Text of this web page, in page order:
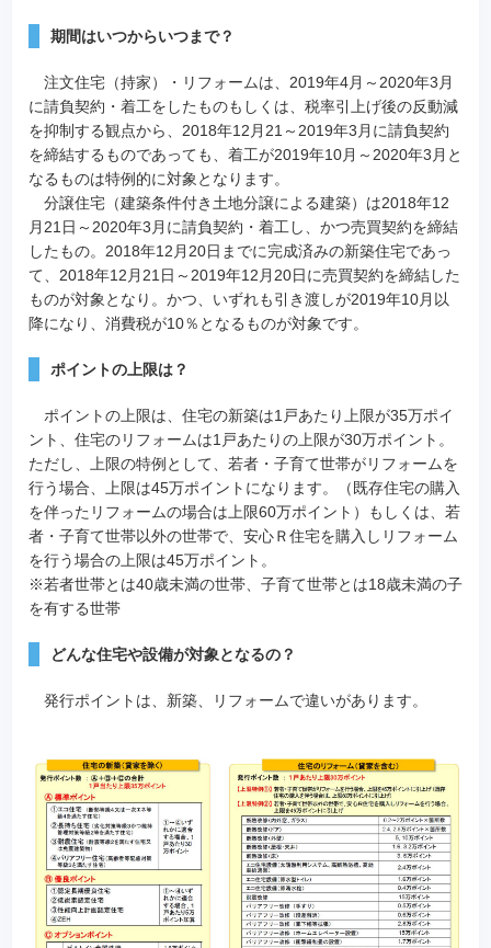
期間はいつからいつまで？
注文住宅（持家）・リフォームは、2019年4月～2020年3月
に請負契約・着工をしたものもしくは、税率引上げ後の反動減
を抑制する観点から、2018年12月21～2019年3月に請負契約
を締結するものであっても、着工が2019年10月～2020年3月と
なるものは特例的に対象となります。
分譲住宅（建築条件付き土地分譲による建築）は2018年12
月21日～2020年3月に請負契約・着工し、かつ売買契約を締結
したもの。2018年12月20日までに完成済みの新築住宅であっ
て、2018年12月21日～2019年12月20日に売買契約を締結した
ものが対象となり。かつ、いずれも引き渡しが2019年10月以
降になり、消費税が10％となるものが対象です。
ポイントの上限は？
ポイントの上限は、住宅の新築は1戸あたり上限が35万ポイ
ント、住宅のリフォームは1戸あたりの上限が30万ポイント。
ただし、上限の特例として、若者・子育て世帯がリフォームを
行う場合、上限は45万ポイントになります。（既存住宅の購入
を伴ったリフォームの場合は上限60万ポイント）もしくは、若
者・子育て世帯以外の世帯で、安心Ｒ住宅を購入しリフォーム
を行う場合の上限は45万ポイント。
※若者世帯とは40歳未満の世帯、子育て世帯とは18歳未満の子
を有する世帯
どんな住宅や設備が対象となるの？
発行ポイントは、新築、リフォームで違いがあります。